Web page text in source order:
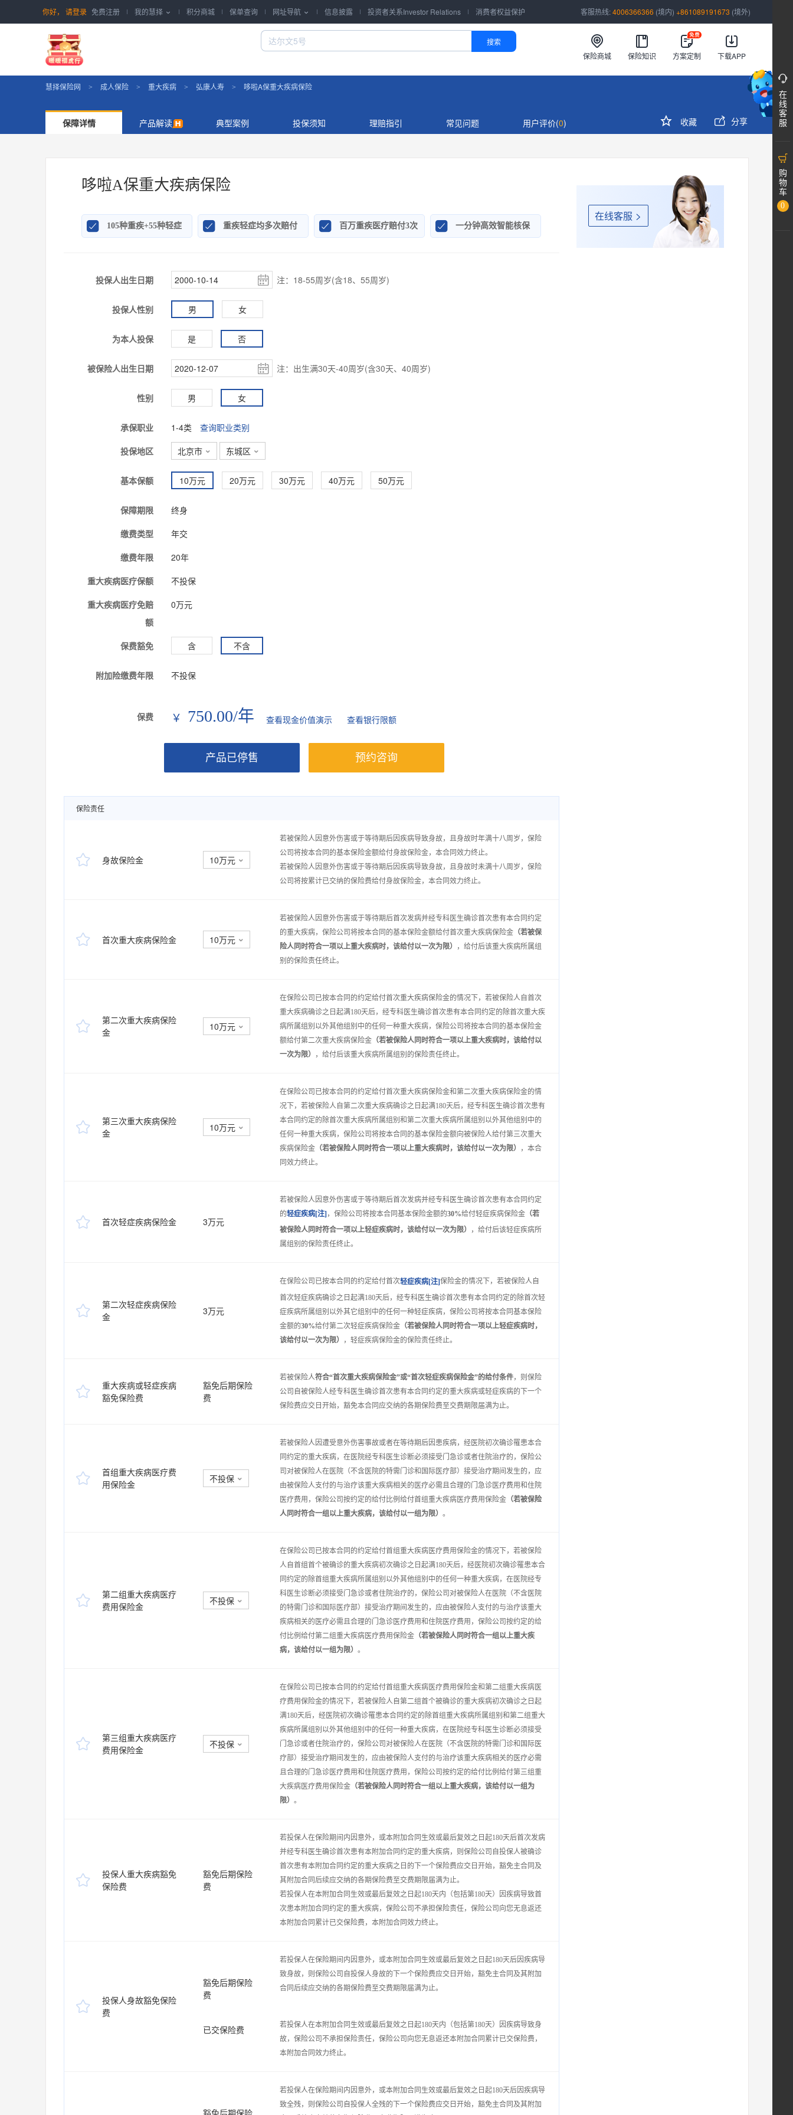
你好， 请登录 免费注册 我的慧择  积分商城 保单查询 网址导航  信息披露 投资者关系Investor Relations 消费者权益保护 客服热线:4006366366 (境内) +861089191673 (境外)
搜索
保险商城
保险知识 方案定制 下载APP
慧择保险网 > 成人保险 > 重大疾病 > 弘康人寿 > 哆啦A保重大疾病保险
保障详情 产品解读 典型案例 投保须知 理赔指引 常见问题 用户评价(0)  收藏  分享
哆啦A保重大疾病保险
 105种重疾+55种轻症  重疾轻症均多次赔付  百万重疾医疗赔付3次  一分钟高效智能核保
投保人出生日期 注：18-55周岁(含18、55周岁)
投保人性别 男 女
为本人投保 是 否
被保险人出生日期 注：出生满30天-40周岁(含30天、40周岁)
性别 男 女
承保职业 1-4类
查询职业类别
投保地区
北京市  东城区 
基本保额 10万元 20万元 30万元 40万元 50万元
保障期限
终身
缴费类型
年交
缴费年限
20年
重大疾病医疗保额
不投保
重大疾病医疗免赔
额
0万元
保费豁免 含 不含
附加险缴费年限 不投保
保费 ￥ 750.00/年 查看现金价值演示 查看银行限额
产品已停售 预约咨询
保险责任
 身故保险金 10万元 
若被保险人因意外伤害或于等待期后因疾病导致身故，且身故时年满十八周岁，保险
公司将按本合同的基本保险金额给付身故保险金，本合同效力终止。
若被保险人因意外伤害或于等待期后因疾病导致身故，且身故时未满十八周岁，保险
公司将按累计已交纳的保险费给付身故保险金，本合同效力终止。
 首次重大疾病保险金 10万元 
若被保险人因意外伤害或于等待期后首次发病并经专科医生确诊首次患有本合同约定
的重大疾病，保险公司将按本合同的基本保险金额给付首次重大疾病保险金 （若被保
险人同时符合一项以上重大疾病时，该给付以一次为限）
，给付后该重大疾病所属组
别的保险责任终止。

第二次重大疾病保险
金
10万元 
在保险公司已按本合同的约定给付首次重大疾病保险金的情况下，若被保险人自首次
重大疾病确诊之日起满180天后，经专科医生确诊首次患有本合同约定的除首次重大疾
病所属组别以外其他组别中的任何一种重大疾病，保险公司将按本合同的基本保险金
额给付第二次重大疾病保险金 （若被保险人同时符合一项以上重大疾病时，该给付以
一次为限）
，给付后该重大疾病所属组别的保险责任终止。

第三次重大疾病保险
金
10万元 
在保险公司已按本合同的约定给付首次重大疾病保险金和第二次重大疾病保险金的情
况下，若被保险人自第二次重大疾病确诊之日起满180天后，经专科医生确诊首次患有
本合同约定的除首次重大疾病所属组别和第二次重大疾病所属组别以外其他组别中的
任何一种重大疾病，保险公司将按本合同的基本保险金额向被保险人给付第三次重大
疾病保险金 （若被保险人同时符合一项以上重大疾病时，该给付以一次为限）
，本合
同效力终止。
 首次轻症疾病保险金 3万元
若被保险人因意外伤害或于等待期后首次发病并经专科医生确诊首次患有本合同约定
的轻症疾病[注] ，保险公司将按本合同基本保险金额的30%给付轻症疾病保险金 （若
被保险人同时符合一项以上轻症疾病时，该给付以一次为限）
，给付后该轻症疾病所
属组别的保险责任终止。

第二次轻症疾病保险
金
3万元
在保险公司已按本合同的约定给付首次轻症疾病[注]保险金的情况下，若被保险人自
首次轻症疾病确诊之日起满180天后，经专科医生确诊首次患有本合同约定的除首次轻
症疾病所属组别以外其它组别中的任何一种轻症疾病，保险公司将按本合同基本保险
金额的30%给付第二次轻症疾病保险金 （若被保险人同时符合一项以上轻症疾病时，
该给付以一次为限）
，轻症疾病保险金的保险责任终止。

重大疾病或轻症疾病
豁免保险费
豁免后期保险
费
若被保险人符合“首次重大疾病保险金”或“首次轻症疾病保险金”的给付条件，则保险
公司自被保险人经专科医生确诊首次患有本合同约定的重大疾病或轻症疾病的下一个
保险费应交日开始，豁免本合同应交纳的各期保险费至交费期限届满为止。

首组重大疾病医疗费
用保险金
不投保 
若被保险人因遭受意外伤害事故或者在等待期后因患疾病，经医院初次确诊罹患本合
同约定的重大疾病，在医院经专科医生诊断必须接受门急诊或者住院治疗的，保险公
司对被保险人在医院（不含医院的特需门诊和国际医疗部）接受治疗期间发生的，应
由被保险人支付的与治疗该重大疾病相关的医疗必需且合理的门急诊医疗费用和住院
医疗费用，保险公司按约定的给付比例给付首组重大疾病医疗费用保险金 （若被保险
人同时符合一组以上重大疾病，该给付以一组为限）。

第二组重大疾病医疗
费用保险金
不投保 
在保险公司已按本合同的约定给付首组重大疾病医疗费用保险金的情况下，若被保险
人自首组首个被确诊的重大疾病初次确诊之日起满180天后，经医院初次确诊罹患本合
同约定的除首组重大疾病所属组别以外其他组别中的任何一种重大疾病，在医院经专
科医生诊断必须接受门急诊或者住院治疗的，保险公司对被保险人在医院（不含医院
的特需门诊和国际医疗部）接受治疗期间发生的，应由被保险人支付的与治疗该重大
疾病相关的医疗必需且合理的门急诊医疗费用和住院医疗费用，保险公司按约定的给
付比例给付第二组重大疾病医疗费用保险金 （若被保险人同时符合一组以上重大疾
病，该给付以一组为限）。

第三组重大疾病医疗
费用保险金
不投保 
在保险公司已按本合同的约定给付首组重大疾病医疗费用保险金和第二组重大疾病医
疗费用保险金的情况下，若被保险人自第二组首个被确诊的重大疾病初次确诊之日起
满180天后，经医院初次确诊罹患本合同约定的除首组重大疾病所属组别和第二组重大
疾病所属组别以外其他组别中的任何一种重大疾病，在医院经专科医生诊断必须接受
门急诊或者住院治疗的，保险公司对被保险人在医院（不含医院的特需门诊和国际医
疗部）接受治疗期间发生的，应由被保险人支付的与治疗该重大疾病相关的医疗必需
且合理的门急诊医疗费用和住院医疗费用，保险公司按约定的给付比例给付第三组重
大疾病医疗费用保险金 （若被保险人同时符合一组以上重大疾病，该给付以一组为
限）。

投保人重大疾病豁免
保险费
豁免后期保险
费
若投保人在保险期间内因意外，或本附加合同生效或最后复效之日起180天后首次发病
并经专科医生确诊首次患有本附加合同约定的重大疾病，则保险公司自投保人被确诊
首次患有本附加合同约定的重大疾病之日的下一个保险费应交日开始，豁免主合同及
其附加合同后续应交纳的各期保险费至交费期限届满为止。
若投保人在本附加合同生效或最后复效之日起180天内（包括第180天）因疾病导致首
次患本附加合同约定的重大疾病，保险公司不承担保险责任，保险公司向您无息返还
本附加合同累计已交保险费，本附加合同效力终止。

投保人身故豁免保险
费
豁免后期保险
费
已交保险费
若投保人在保险期间内因意外，或本附加合同生效或最后复效之日起180天后因疾病导
致身故，则保险公司自投保人身故的下一个保险费应交日开始，豁免主合同及其附加
合同后续应交纳的各期保险费至交费期限届满为止。
若投保人在本附加合同生效或最后复效之日起180天内（包括第180天）因疾病导致身
故，保险公司不承担保险责任，保险公司向您无息返还本附加合同累计已交保险费，
本附加合同效力终止。
若投保人在保险期间内因意外，或本附加合同生效或最后复效之日起180天后因疾病导
致全残，则保险公司自投保人全残的下一个保险费应交日开始，豁免主合同及其附加
在线客服 

在
线
客
服

购
物
车
0